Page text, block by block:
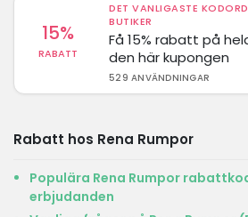
15%
RABATT
DET VANLIGASTE
BUTIKER
Få 15% rabatt på
den här kupongen
529 ANVÄNDNINGAR
Rabatt hos Rena Rumpor
Populära Rena Rumpor
erbjudanden